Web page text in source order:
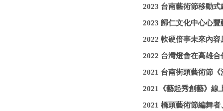
2023 台南藝術節移動
2023 歸仁文化中心心
2022 軟硬倍事未來內
2022 台灣燈會在高雄
2021 台南街頭藝術節《
2021《藝起秀創藝》線
2021 橋頭藝術節編舞者